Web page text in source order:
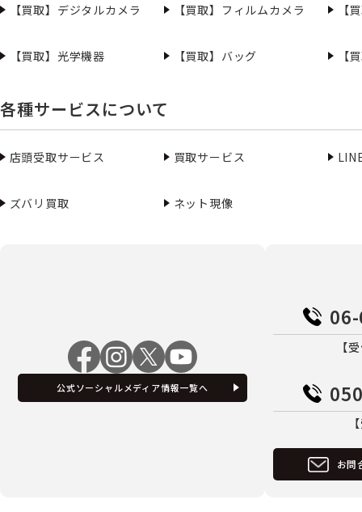
【買取】デジタルカメラ 【買取】フィルムカメラ 【
【買取】光学機器 【買取】バッグ 【
各種サービスについて
店頭受取サービス 買取サービス
ズバリ買取 ネット現像
公式ソーシャルメディア情報一覧へ
【
お問